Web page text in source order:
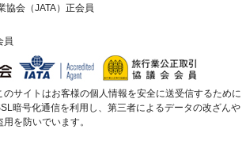
協会（JATA）正会員
員
のサイトはお客様の個人情報を安全に送受信するために
暗号化通信を利用し、第三者によるデータの改ざんや
用を防いでいます。